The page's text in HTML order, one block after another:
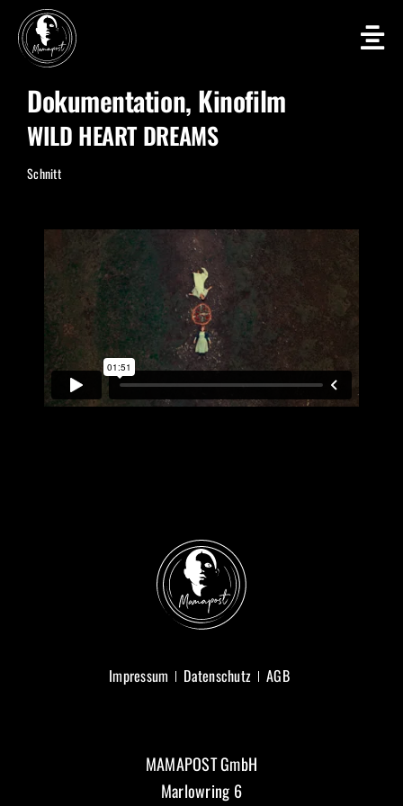
Inhalt
springen
Dokumentation, Kinofilm
WILD HEART DREAMS
Schnitt
Impressum Datenschutz AGB
MAMAPOST GmbH
Marlowring 6